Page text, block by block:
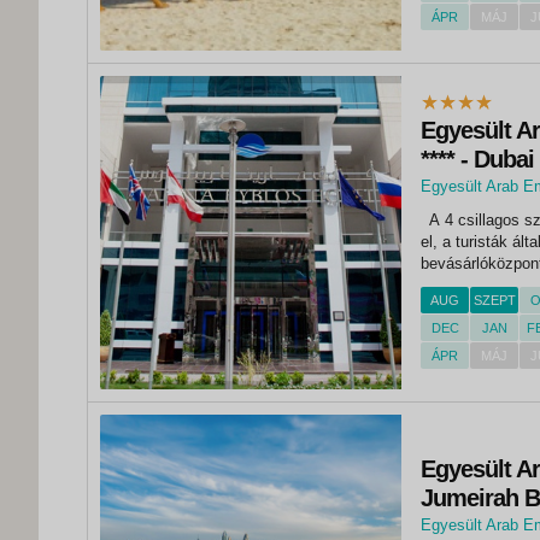
ÁPR
MÁJ
Egyesült
**** - Dubai
Egyesült Arab
Dubai
A 4 csillagos
el, a turisták
gyalogosan
park is csupán...
AUG SZEPT
DEC
JAN
ÁPR
MÁJ
Egyesült
Jumeirah
Egyesült Arab